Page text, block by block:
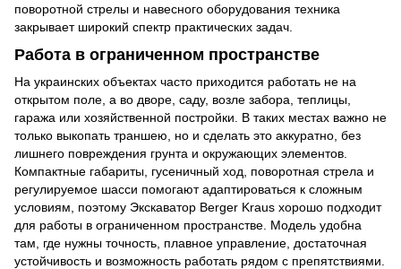
поворотной стрелы и навесного оборудования техника
закрывает широкий спектр практических задач.
Работа в ограниченном пространстве
На украинских объектах часто приходится работать не на
открытом поле, а во дворе, саду, возле забора, теплицы,
гаража или хозяйственной постройки. В таких местах важно не
только выкопать траншею, но и сделать это аккуратно, без
лишнего повреждения грунта и окружающих элементов.
Компактные габариты, гусеничный ход, поворотная стрела и
регулируемое шасси помогают адаптироваться к сложным
условиям, поэтому Экскаватор Berger Kraus хорошо подходит
для работы в ограниченном пространстве. Модель удобна
там, где нужны точность, плавное управление, достаточная
устойчивость и возможность работать рядом с препятствиями.